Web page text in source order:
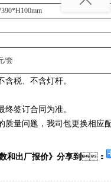
元/套
、不含灯杆。
签订合同为准。
量问题，我司包更换相应配
和出厂报价》分享到 ：